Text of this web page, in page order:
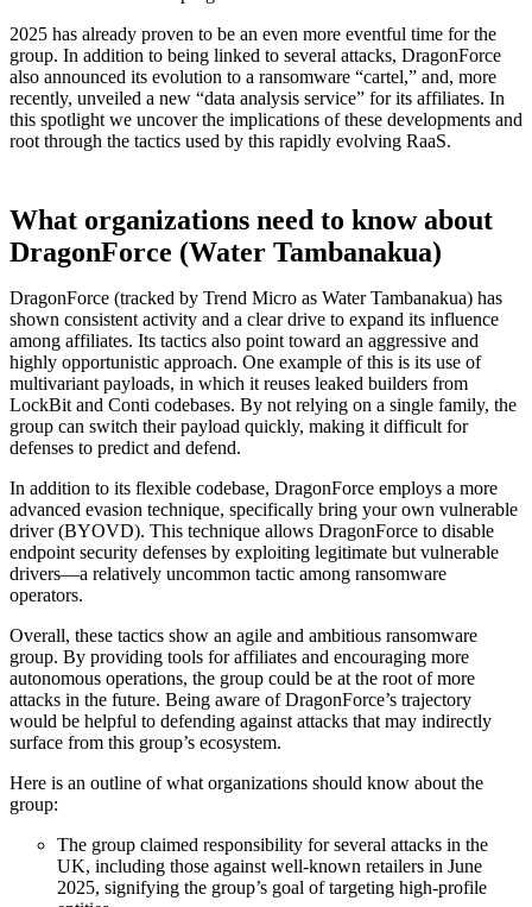
2025 has already proven to be an even more eventful time for the
group. In addition to being linked to several attacks, DragonForce
also announced its evolution to a ransomware “cartel,” and, more
recently, unveiled a new “data analysis service” for its affiliates. In
this spotlight we uncover the implications of these developments and
root through the tactics used by this rapidly evolving RaaS.
What organizations need to know about
DragonForce (Water Tambanakua)
DragonForce (tracked by Trend Micro as Water Tambanakua) has
shown consistent activity and a clear drive to expand its influence
among affiliates. Its tactics also point toward an aggressive and
highly opportunistic approach. One example of this is its use of
multivariant payloads, in which it reuses leaked builders from
LockBit and Conti codebases. By not relying on a single family, the
group can switch their payload quickly, making it difficult for
defenses to predict and defend.
In addition to its flexible codebase, DragonForce employs a more
advanced evasion technique, specifically bring your own vulnerable
driver (BYOVD). This technique allows DragonForce to disable
endpoint security defenses by exploiting legitimate but vulnerable
drivers—a relatively uncommon tactic among ransomware
operators.
Overall, these tactics show an agile and ambitious ransomware
group. By providing tools for affiliates and encouraging more
autonomous operations, the group could be at the root of more
attacks in the future. Being aware of DragonForce’s trajectory
would be helpful to defending against attacks that may indirectly
surface from this group’s ecosystem.
Here is an outline of what organizations should know about the
group:
The group claimed responsibility for several attacks in the
UK, including those against well-known retailers in June
2025, signifying the group’s goal of targeting high-profile